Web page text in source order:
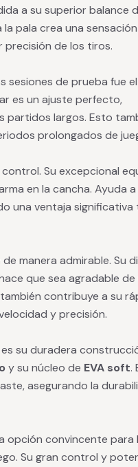
a su superior balance
pala crea una
precisión de los tiros.
de prueba fue el
es un ajuste perfecto,
largos. Esto
prolongados de
Su excepcional
en la cancha. Ayuda a
una ventaja
manera admirable. Su
que sea agradable de
contribuye a su
y precisión.
es su duradera
y su núcleo de EVA soft.
asegurando la
opción convincente para
Su gran control y